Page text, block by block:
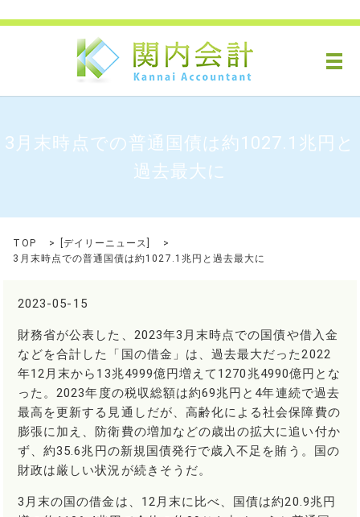
メ
3月末時点での普通国債は約1027.1兆円と
過去最大に
TOP デイリーニュース
3月末時点での普通国債は約1027.1兆円と過去最大に
2023-05-15
財務省が公表した、2023年3月末時点での国債や借入金
などを合計した「国の借金」は、過去最大だった2022
年12月末から13兆4999億円増えて1270兆4990億円とな
った。2023年度の税収総額は約69兆円と4年連続で過去
最高を更新する見通しだが、高齢化による社会保障費の
膨張に加え、防衛費の増加などの歳出の拡大に追い付か
ず、約35.6兆円の新規国債発行で歳入不足を賄う。国の
財政は厳しい状況が続きそうだ。
3月末の国の借金は、12月末に比べ、国債は約20.9兆円